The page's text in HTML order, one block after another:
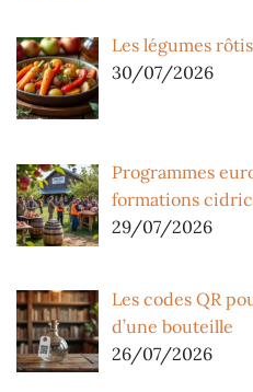
Les légumes
30/07/2026
Programmes
formations
29/07/2026
Les codes QR
d’une bouteille
26/07/2026